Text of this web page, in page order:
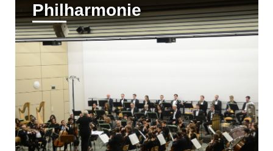
Philharmonie